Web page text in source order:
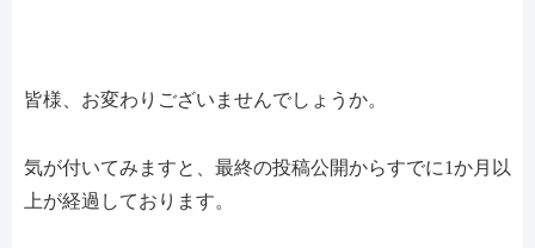
皆様、お変わりございませんでしょうか。
気が付いてみますと、最終の投稿公開からすでに1か月以
上が経過しております。